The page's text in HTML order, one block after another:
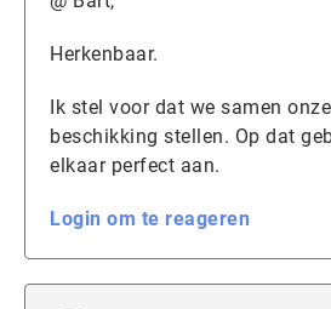
Herkenbaar.
Ik stel voor dat we samen
beschikking stellen. Op dat
elkaar perfect aan.
Login om te reageren